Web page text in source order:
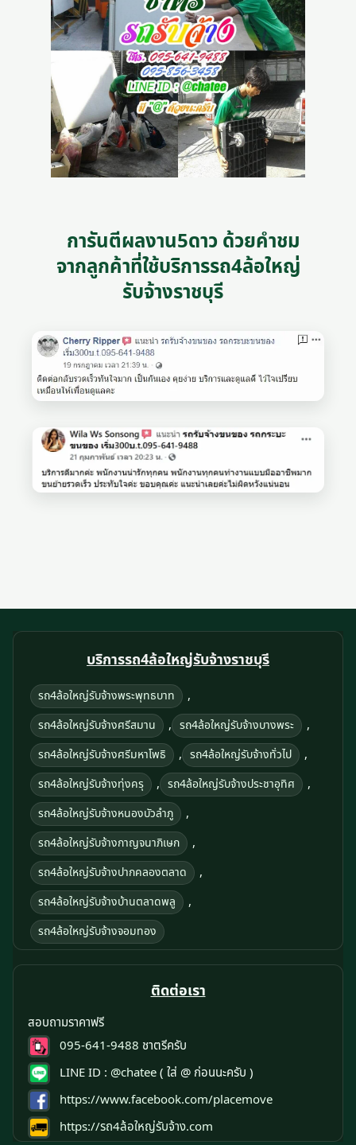
การันตีผลงาน5ดาว ด้วยคำชม
จากลูกค้าที่ใช้บริการรถ4ล้อใหญ่
รับจ้างราชบุรี
บริการรถ4ล้อใหญ่รับจ้างราชบุรี
รถ4ล้อใหญ่รับจ้างพระพุทธบาท ,
รถ4ล้อใหญ่รับจ้างศรีสมาน , รถ4ล้อใหญ่รับจ้างบางพระ ,
รถ4ล้อใหญ่รับจ้างศรีมหาโพธิ , รถ4ล้อใหญ่รับจ้างทั่วไป ,
รถ4ล้อใหญ่รับจ้างทุ่งครุ , รถ4ล้อใหญ่รับจ้างประชาอุทิศ ,
รถ4ล้อใหญ่รับจ้างหนองบัวลำภู ,
รถ4ล้อใหญ่รับจ้างกาญจนาภิเษก ,
รถ4ล้อใหญ่รับจ้างปากคลองตลาด ,
รถ4ล้อใหญ่รับจ้างบ้านตลาดพลู ,
รถ4ล้อใหญ่รับจ้างจอมทอง
ติดต่อเรา
สอบถามราคาฟรี
095-641-9488 ชาตรีครับ
LINE ID : @chatee( ใส่ @ ก่อนนะครับ )
https://www.facebook.com/placemove
https://รถ4ล้อใหญ่รับจ้าง.com